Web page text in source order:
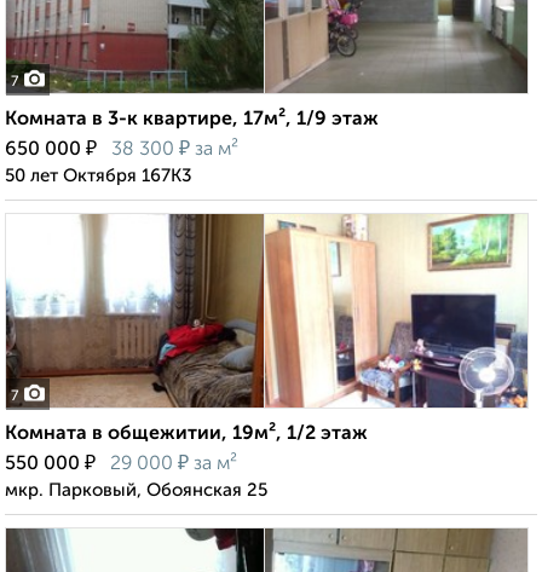
7
Комната в 3-к квартире, 17м², 1/9 этаж
650 000 ₽ 38 300 ₽ за м²
50 лет Октября 167К3
7
Комната в общежитии, 19м², 1/2 этаж
550 000 ₽ 29 000 ₽ за м²
мкр. Парковый, Обоянская 25